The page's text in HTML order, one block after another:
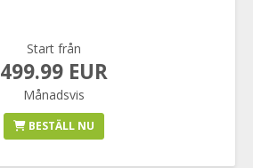
Start från
499.99 EUR
Månadsvis
BESTÄLL NU